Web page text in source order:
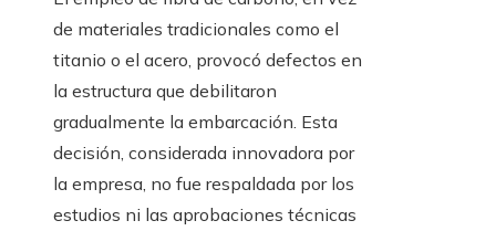
de materiales tradicionales como el
titanio o el acero, provocó defectos en
la estructura que debilitaron
gradualmente la embarcación. Esta
decisión, considerada innovadora por
la empresa, no fue respaldada por los
estudios ni las aprobaciones técnicas